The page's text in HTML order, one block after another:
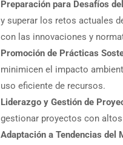
Preparación para Desafíos
y superar los retos actuales
con las innovaciones y
Promoción de Prácticas
minimicen el impacto
uso eficiente de recursos.
Liderazgo y Gestión de
gestionar proyectos con
Adaptación a Tendencias del